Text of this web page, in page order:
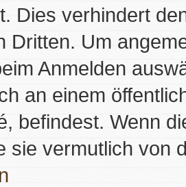
Dies verhindert
Dritten. Um
Anmelden
an einem
befindest. Wenn
sie vermutlich von